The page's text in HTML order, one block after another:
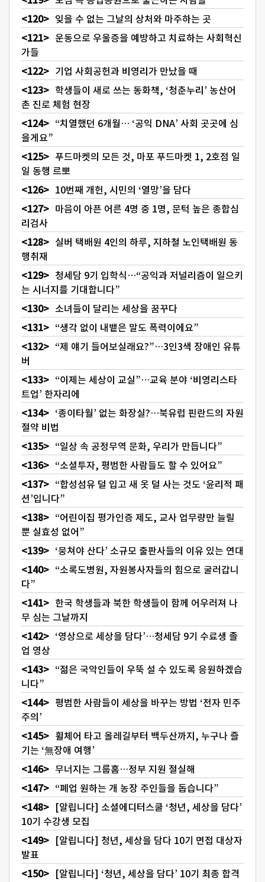
잊을 수 없는 그날의 상처와 마주하는 곳
운동으로 우울증을 예방하고 치료하는 사회혁신
가들
기업 사회공헌과 비영리가 만났을 때
학생들이 새로 쓰는 동화책, ‘청춘누리’ 농산어
촌 진로 체험 현장
“치열했던 6개월… ‘공익 DNA’ 사회 곳곳에 심
을게요”
푸드마켓의 모든 것, 마포 푸드마켓 1, 2호점 일
일 동행 르뽀
10번째 개헌, 시민의 ‘열망’을 담다
마음이 아픈 어른 4명 중 1명, 문턱 높은 종합심
리검사
실버 택배원 4인의 하루, 지하철 노인택배원 동
행취재
청세담 9기 입학식…“공익과 저널리즘이 일으키
는 시너지를 기대합니다”
소녀들이 달리는 세상을 꿈꾸다
“생각 없이 내뱉은 말도 폭력이에요”
“제 얘기 들어보실래요?”…3인3색 장애인 유튜
버
“이제는 세상이 교실”…교육 분야 ‘비영리스타
트업’ 한자리에
‘종이타월’ 없는 화장실?…북유럽 핀란드의 자원
절약 비법
“일상 속 공정무역 문화, 우리가 만듭니다”
“소셜투자, 평범한 사람들도 할 수 있어요”
“합성섬유 덜 입고 새 옷 덜 사는 것도 ‘윤리적 패
션’입니다”
“어린이집 평가인증 제도, 교사 업무량만 늘릴
뿐 실효성 없어”
‘뭉쳐야 산다’ 소규모 출판사들의 이유 있는 연대
“소록도병원, 자원봉사자들의 힘으로 굴러갑니
다”
한국 학생들과 북한 학생들이 함께 어우러져 나
무 심는 그날까지
‘영상으로 세상을 담다’…청세담 9기 수료생 졸
업 영상
“젊은 국악인들이 우뚝 설 수 있도록 응원하겠습
니다”
평범한 사람들이 세상을 바꾸는 방법 ‘전자 민주
주의’
휠체어 타고 올레길부터 백두산까지, 누구나 즐
기는 ‘無장애 여행’
무너지는 그룹홈…정부 지원 절실해
“폐업 원하는 개 농장 주인들을 돕습니다”
[알립니다] 소셜에디터스쿨 ‘청년, 세상을 담다’
10기 수강생 모집
[알립니다] 청년, 세상을 담다 10기 면접 대상자
발표
[알립니다] ‘청년, 세상을 담다’ 10기 최종 합격